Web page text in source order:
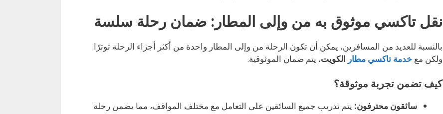
نقل تاكسي موثوق به من وإلى المطار: ضمان رحلة سلسة
بالنسبة للعديد من المسافرين، يمكن أن تكون الرحلة من وإلى المطار واحدة من أكثر أجزاء الرحلة توترًا.
ولكن مع خدمة تاكسي مطار الكويت، يتم ضمان الموثوقية.
كيف تضمن تجربة موثوقة؟
سائقون محترفون: يتم تدريب جميع السائقين على التعامل مع مختلف المواقف، مما يضمن رحلة